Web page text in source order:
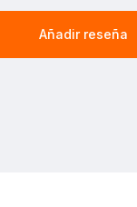
Añadir reseña